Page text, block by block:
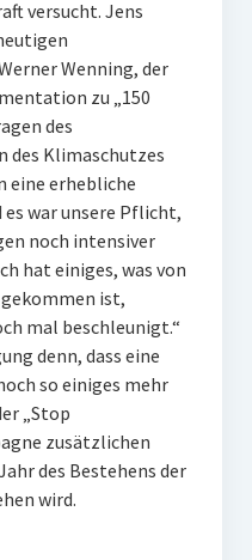
versucht. Jens
Wenning, der
zu „150
des
des Klimaschutzes
eine erhebliche
war unsere Pflicht,
noch intensiver
hat einiges, was von
ist,
mal beschleunigt.“
denn, dass eine
so einiges mehr
„Stop
zusätzlichen
des Bestehens der
wird.